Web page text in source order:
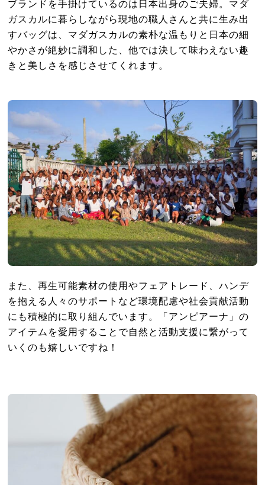
ブランドを手掛けているのは日本出身のご夫婦。マダ
ガスカルに暮らしながら現地の職人さんと共に生み出
すバッグは、マダガスカルの素朴な温もりと日本の細
やかさが絶妙に調和した、他では決して味わえない趣
きと美しさを感じさせてくれます。
また、再生可能素材の使用やフェアトレード、ハンデ
を抱える人々のサポートなど環境配慮や社会貢献活動
にも積極的に取り組んでいます。「アンピアーナ」の
アイテムを愛用することで自然と活動支援に繋がって
いくのも嬉しいですね！